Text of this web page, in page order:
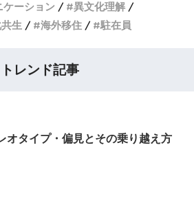
ケーション
異文化理解
生 海外移住 駐在員
トレンド記事
オタイプ・偏見とその乗り越え方